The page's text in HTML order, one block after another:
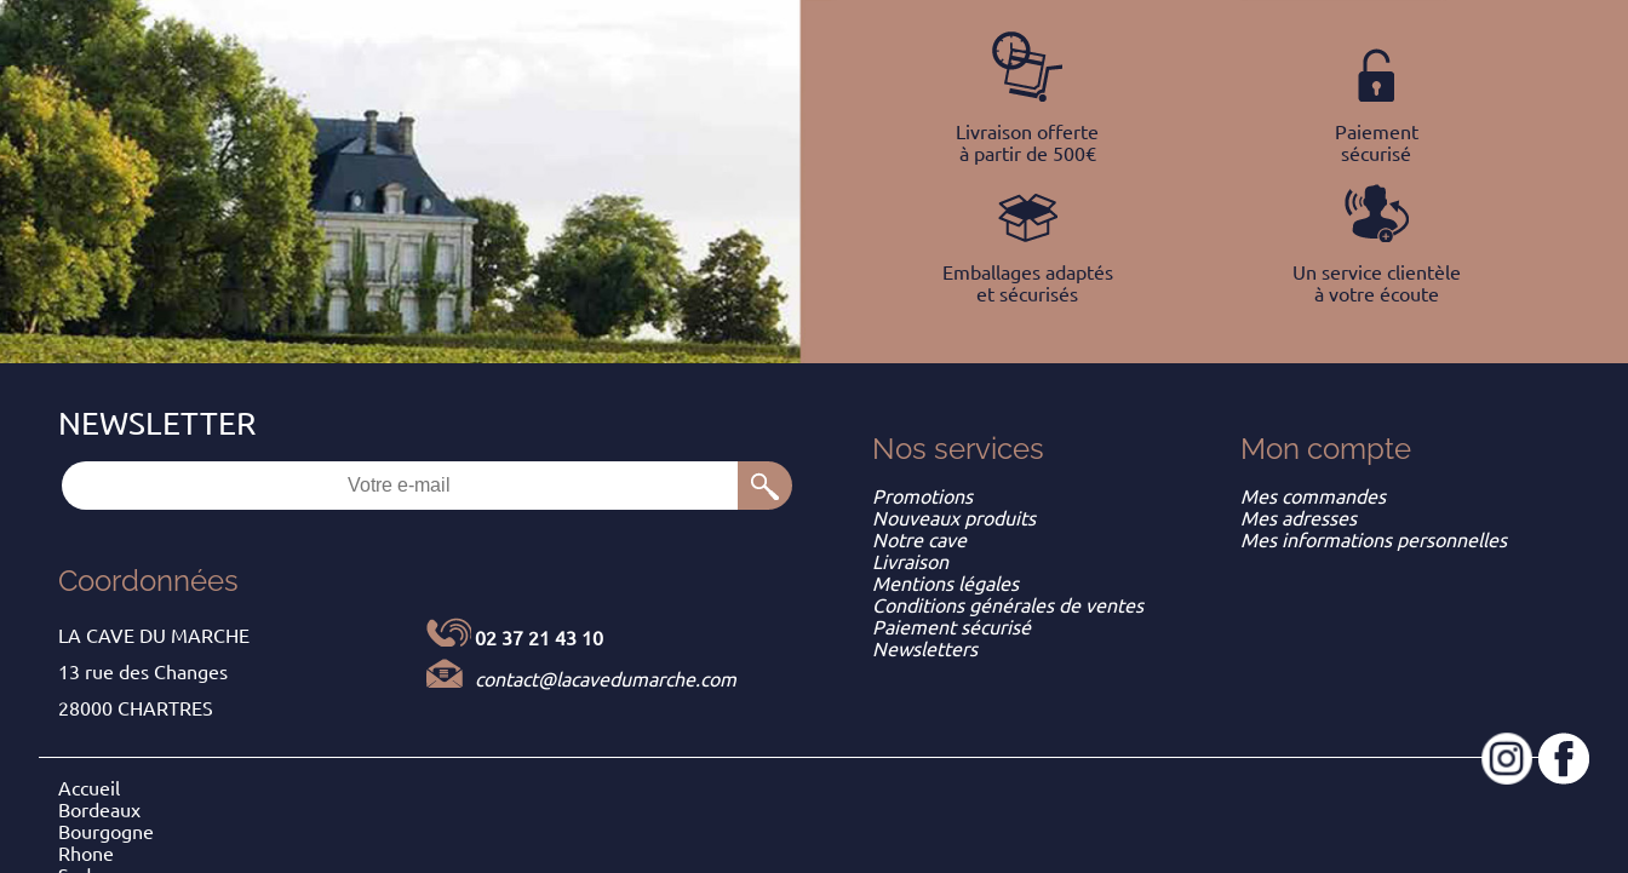
Livraison offerte
à partir de 500€
Paiement
sécurisé
Emballages adaptés
et sécurisés
Un service clientèle
à votre écoute
Coordonnées
LA CAVE DU MARCHE
13 rue des Changes
28000 CHARTRES
02 37 21 43 10
contact@lacavedumarche.com
Nos services
Promotions
Nouveaux produits
Notre cave
Livraison
Mentions légales
Conditions générales de ventes
Paiement sécurisé
Newsletters
Mon compte
Mes commandes
Mes adresses
Mes informations personnelles
Accueil
Bordeaux
Bourgogne
Rhone